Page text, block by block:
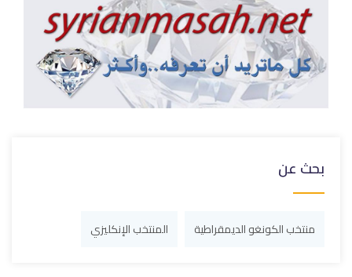
بحث عن
منتخب الكونغو الديمقراطية المنتخب الإنكليزي